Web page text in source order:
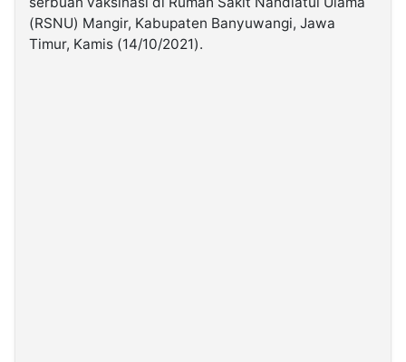
(RSNU) Mangir, Kabupaten Banyuwangi, Jawa
Timur, Kamis (14/10/2021).